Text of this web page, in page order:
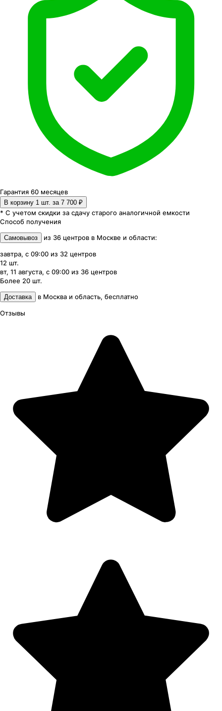
Гарантия 60 месяцев
В корзину 1 шт. за 7 700 ₽
* С учетом скидки за сдачу старого аналогичной емкости
Способ получения
Самовывоз из 36 центров в Москве и области:
завтра, с 09:00 из 32 центров
12 шт.
вт, 11 августа, с 09:00 из 36 центров
Более 20 шт.
Доставка в Москва и область, бесплатно
Отзывы